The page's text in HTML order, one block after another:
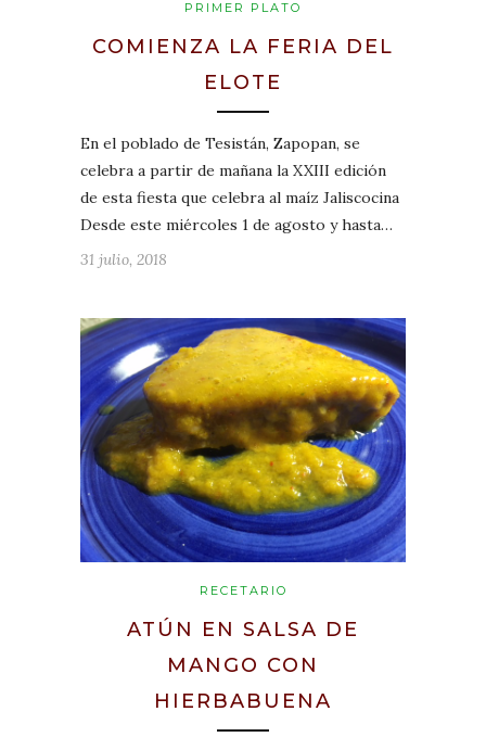
PRIMER PLATO
COMIENZA LA FERIA DEL
ELOTE
En el poblado de Tesistán, Zapopan, se
celebra a partir de mañana la XXIII edición
de esta fiesta que celebra al maíz Jaliscocina
Desde este miércoles 1 de agosto y hasta…
31 julio, 2018
RECETARIO
ATÚN EN SALSA DE
MANGO CON
HIERBABUENA